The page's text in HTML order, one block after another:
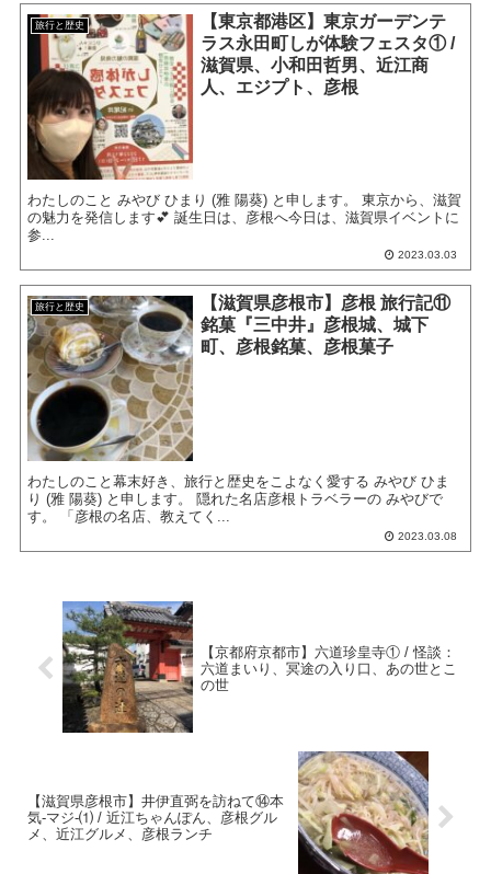
旅行と歴史
【東京都港区】東京ガーデンテ
ラス永田町しが体験フェスタ① /
滋賀県、小和田哲男、近江商
人、エジプト、彦根
わたしのこと みやび ひまり (雅 陽葵) と申します。 東京から、滋賀
の魅力を発信します💕 誕生日は、彦根へ今日は、滋賀県イベントに
参...
2023.03.03
旅行と歴史
【滋賀県彦根市】彦根 旅行記⑪
銘菓『三中井』彦根城、城下
町、彦根銘菓、彦根菓子
わたしのこと幕末好き、旅行と歴史をこよなく愛する みやび ひま
り (雅 陽葵) と申します。 隠れた名店彦根トラベラーの みやびで
す。 「彦根の名店、教えてく...
2023.03.08
【京都府京都市】六道珍皇寺① / 怪談：
六道まいり、冥途の入り口、あの世とこ
の世
【滋賀県彦根市】井伊直弼を訪ねて⑭本
気-マジ-⑴ / 近江ちゃんぽん、彦根グル
メ、近江グルメ、彦根ランチ